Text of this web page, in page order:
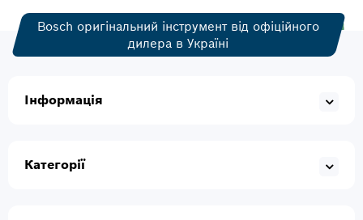
Bosch оригінальний інструмент від офіційного
дилера в Україні
Інформація
Категорії